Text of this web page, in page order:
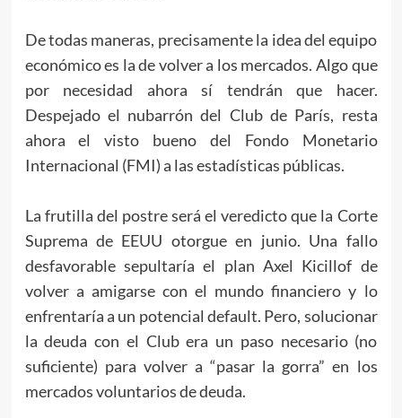
De todas maneras, precisamente la idea del equipo
económico es la de volver a los mercados. Algo que
por necesidad ahora sí tendrán que hacer.
Despejado el nubarrón del Club de París, resta
ahora el visto bueno del Fondo Monetario
Internacional (FMI) a las estadísticas públicas.
La frutilla del postre será el veredicto que la Corte
Suprema de EEUU otorgue en junio. Una fallo
desfavorable sepultaría el plan Axel Kicillof de
volver a amigarse con el mundo financiero y lo
enfrentaría a un potencial default. Pero, solucionar
la deuda con el Club era un paso necesario (no
suficiente) para volver a “pasar la gorra” en los
mercados voluntarios de deuda.